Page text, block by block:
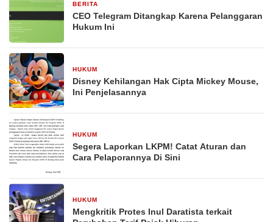
BERITA
CEO Telegram Ditangkap Karena Pelanggaran
Hukum Ini
HUKUM
Disney Kehilangan Hak Cipta Mickey Mouse,
Ini Penjelasannya
HUKUM
Segera Laporkan LKPM! Catat Aturan dan
Cara Pelaporannya Di Sini
HUKUM
Mengkritik Protes Inul Daratista terkait